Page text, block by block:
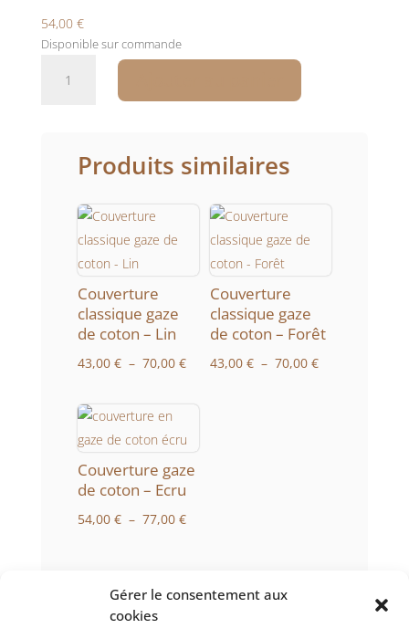
Gérer le consentement aux
cookies
54,00 €
Disponible sur commande
Léopard
Produits similaires
Couverture
classique gaze
de coton – Lin
43,00 € – 70,00 €Plage
43,00 €
70,00 €
Couverture
classique gaze
de coton – Forêt
43,00 € – 70,00 €Plage
Couverture gaze
de coton – Ecru
54,00 € – 77,00 €Plage
54,00 €